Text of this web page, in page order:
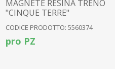
MAGNETE RESINA TRENO
"CINQUE TERRE"
CODICE PRODOTTO: 5560374
pro PZ